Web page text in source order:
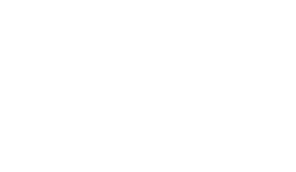
Adressbuch,
bitten.
Lieblings-